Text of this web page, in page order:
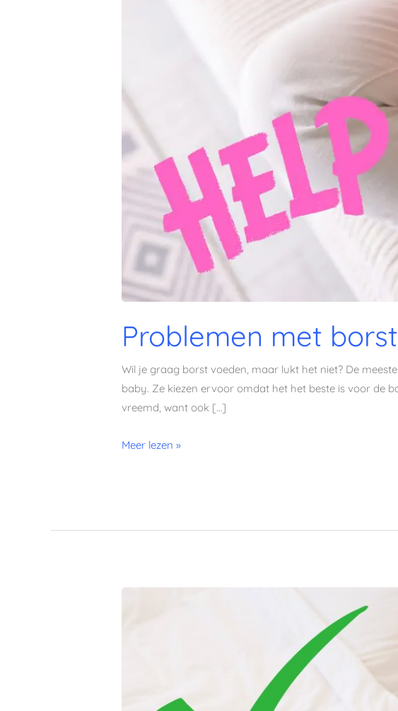
Problemen met
Wil je graag borst voeden, maar lukt het niet? De
baby. Ze kiezen ervoor omdat het het beste is voor de
vreemd, want ook […]
Meer lezen »